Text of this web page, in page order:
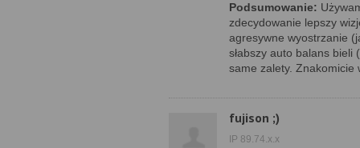
Podsumowanie:
zdecydowanie lepszy
agresywne wyostrzanie
słabszy auto balans
same zalety. Znakomicie
fujison ;)
IP 89.74.x.x